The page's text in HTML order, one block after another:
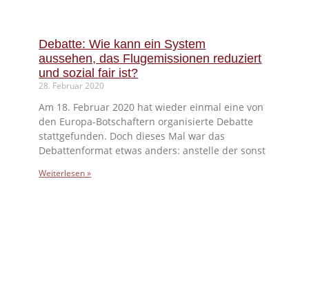
Debatte: Wie kann ein System
aussehen, das Flugemissionen reduziert
und sozial fair ist?
28. Februar 2020
Am 18. Februar 2020 hat wieder einmal eine von
den Europa-Botschaftern organisierte Debatte
stattgefunden. Doch dieses Mal war das
Debattenformat etwas anders: anstelle der sonst
Weiterlesen »